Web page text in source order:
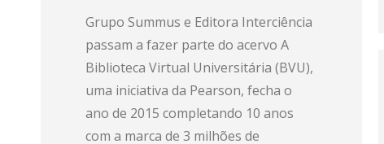
Grupo Summus e Editora Interciência
passam a fazer parte do acervo A
Biblioteca Virtual Universitária (BVU),
uma iniciativa da Pearson, fecha o
ano de 2015 completando 10 anos
com a marca de 3 milhões de